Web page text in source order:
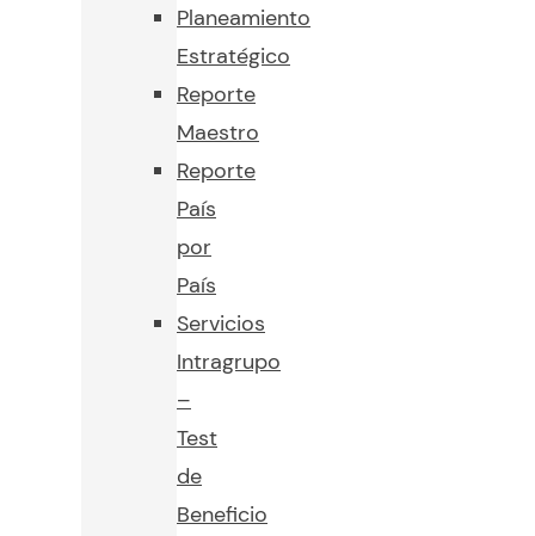
Planeamiento
Estratégico
Reporte
Maestro
Reporte
País
por
País
Servicios
Intragrupo
–
Test
de
Beneficio